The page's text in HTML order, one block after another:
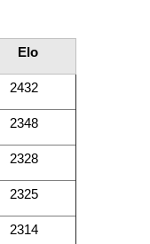
2432
2348
2328
2325
2314